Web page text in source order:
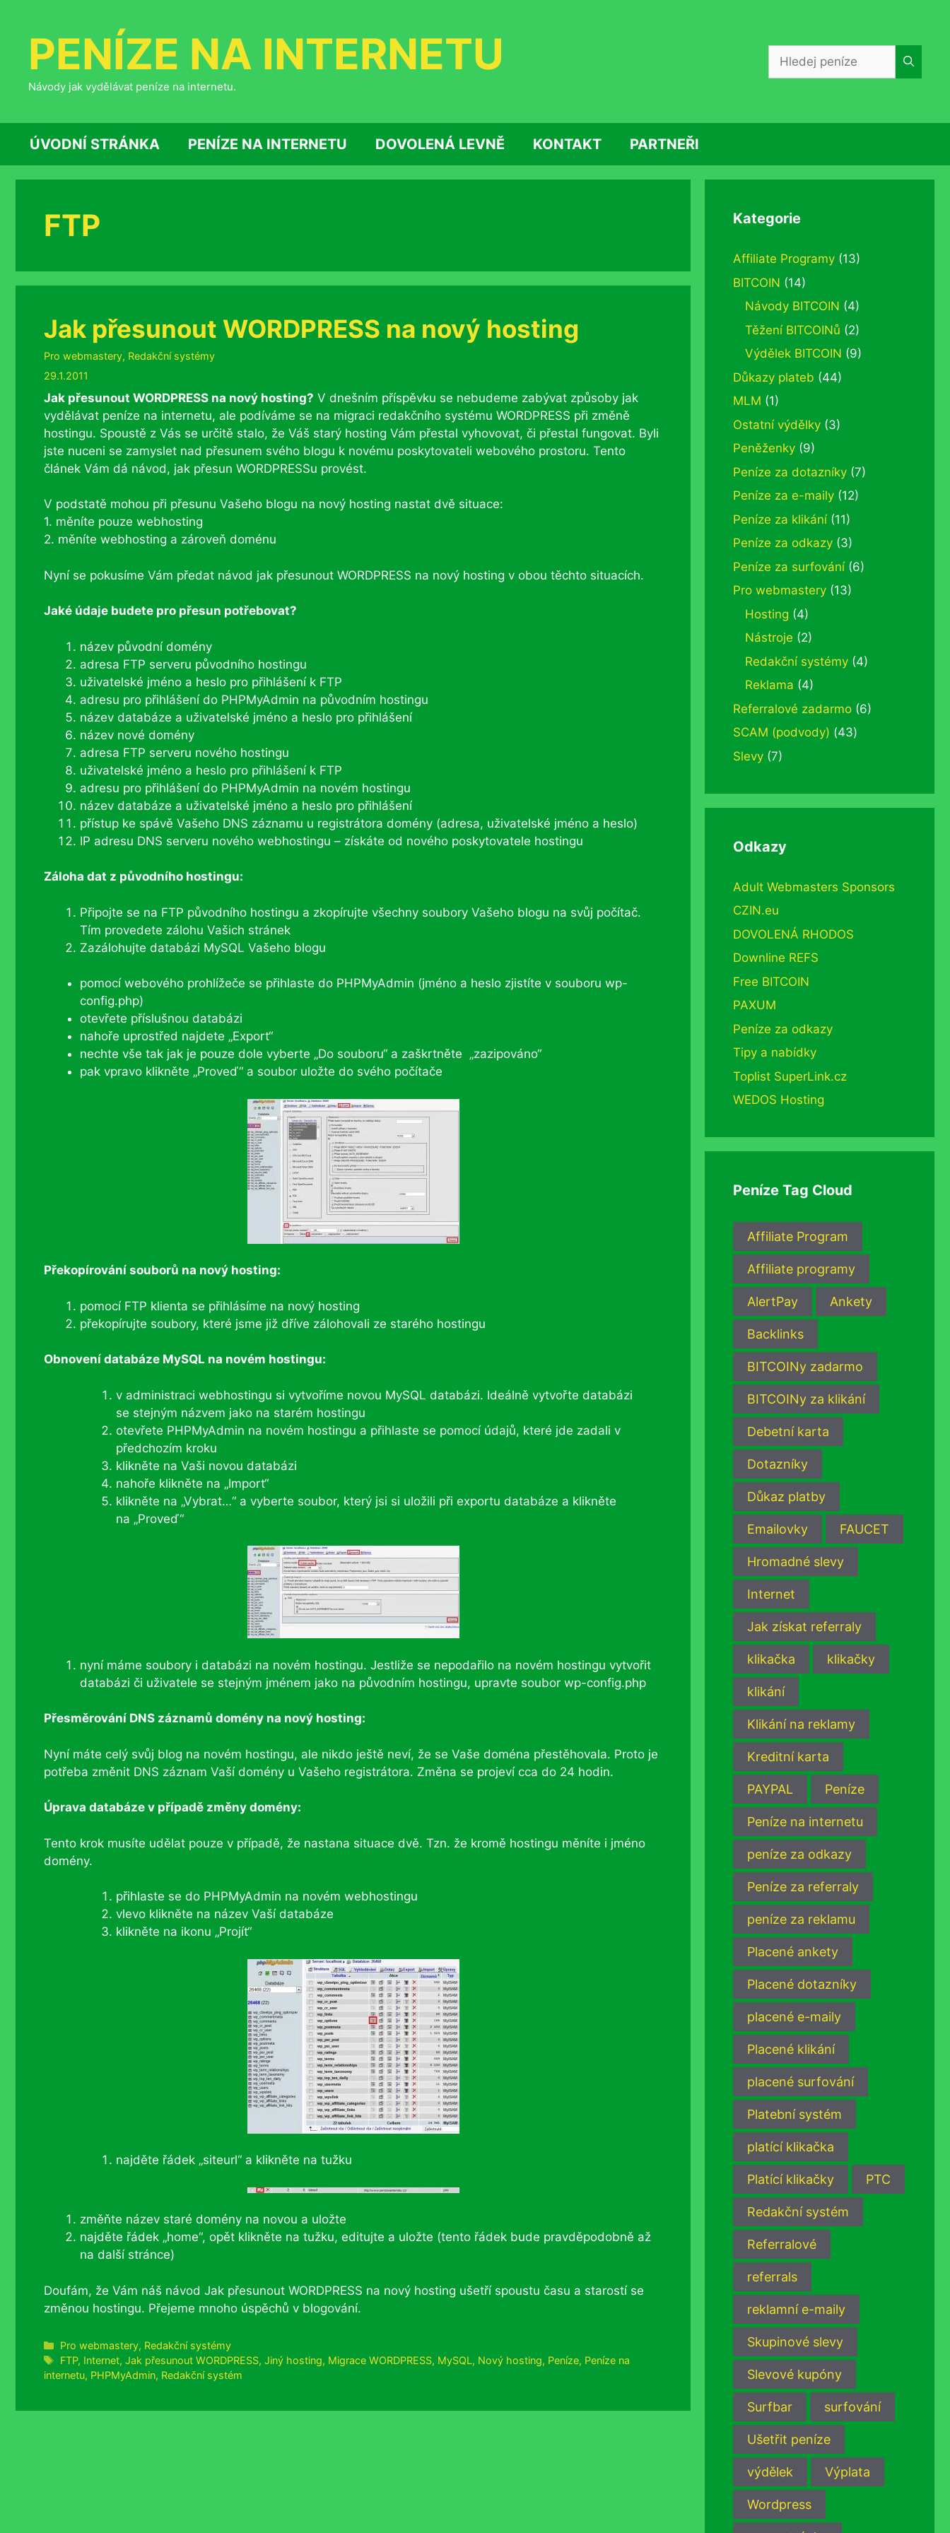
obsahPENÍZE NA INTERNETU
Návody jak vydělávat peníze na internetu.
ÚVODNÍ STRÁNKA PENÍZE NA INTERNETU DOVOLENÁ LEVNĚ KONTAKT PARTNEŘI
FTP
Jak přesunout WORDPRESS na nový hosting
Rubriky
Pro webmastery, Redakční systémy
29.1.2011
Jak přesunout WORDPRESS na nový hosting? V dnešním příspěvku se nebudeme zabývat způsoby jak
vydělávat peníze na internetu, ale podíváme se na migraci redakčního systému WORDPRESS při změně
hostingu. Spoustě z Vás se určitě stalo, že Váš starý hosting Vám přestal vyhovovat, či přestal fungovat. Byli
jste nuceni se zamyslet nad přesunem svého blogu k novému poskytovateli webového prostoru. Tento
článek Vám dá návod, jak přesun WORDPRESSu provést.
V podstatě mohou při přesunu Vašeho blogu na nový hosting nastat dvě situace:
1. měníte pouze webhosting
2. měníte webhosting a zároveň doménu
Nyní se pokusíme Vám předat návod jak přesunout WORDPRESS na nový hosting v obou těchto situacích.
Jaké údaje budete pro přesun potřebovat?
název původní domény
adresa FTP serveru původního hostingu
uživatelské jméno a heslo pro přihlášení k FTP
adresu pro přihlášení do PHPMyAdmin na původním hostingu
název databáze a uživatelské jméno a heslo pro přihlášení
název nové domény
adresa FTP serveru nového hostingu
uživatelské jméno a heslo pro přihlášení k FTP
adresu pro přihlášení do PHPMyAdmin na novém hostingu
název databáze a uživatelské jméno a heslo pro přihlášení
přístup ke spávě Vašeho DNS záznamu u registrátora domény (adresa, uživatelské jméno a heslo)
IP adresu DNS serveru nového webhostingu – získáte od nového poskytovatele hostingu
Záloha dat z původního hostingu:
Připojte se na FTP původního hostingu a zkopírujte všechny soubory Vašeho blogu na svůj počítač.
Tím provedete zálohu Vašich stránek
Zazálohujte databázi MySQL Vašeho blogu
pomocí webového prohlížeče se přihlaste do PHPMyAdmin (jméno a heslo zjistíte v souboru wp-
config.php)
otevřete příslušnou databázi
nahoře uprostřed najdete „Export“
nechte vše tak jak je pouze dole vyberte „Do souboru“ a zaškrtněte „zazipováno“
pak vpravo klikněte „Proveď“ a soubor uložte do svého počítače
Překopírování souborů na nový hosting:
pomocí FTP klienta se přihlásíme na nový hosting
překopírujte soubory, které jsme již dříve zálohovali ze starého hostingu
Obnovení databáze MySQL na novém hostingu:
v administraci webhostingu si vytvoříme novou MySQL databázi. Ideálně vytvořte databázi
se stejným názvem jako na starém hostingu
otevřete PHPMyAdmin na novém hostingu a přihlaste se pomocí údajů, které jde zadali v
předchozím kroku
klikněte na Vaši novou databázi
nahoře klikněte na „Import“
klikněte na „Vybrat…“ a vyberte soubor, který jsi si uložili při exportu databáze a klikněte
na „Proveď“
nyní máme soubory i databázi na novém hostingu. Jestliže se nepodařilo na novém hostingu vytvořit
databázi či uživatele se stejným jménem jako na původním hostingu, upravte soubor wp-config.php
Přesměrování DNS záznamů domény na nový hosting:
Nyní máte celý svůj blog na novém hostingu, ale nikdo ještě neví, že se Vaše doména přestěhovala. Proto je
potřeba změnit DNS záznam Vaší domény u Vašeho registrátora. Změna se projeví cca do 24 hodin.
Úprava databáze v případě změny domény:
Tento krok musíte udělat pouze v případě, že nastana situace dvě. Tzn. že kromě hostingu měníte i jméno
domény.
přihlaste se do PHPMyAdmin na novém webhostingu
vlevo klikněte na název Vaší databáze
klikněte na ikonu „Projít“
najděte řádek „siteurl“ a klikněte na tužku
změňte název staré domény na novou a uložte
najděte řádek „home“, opět klikněte na tužku, editujte a uložte (tento řádek bude pravděpodobně až
na další stránce)
Doufám, že Vám náš návod Jak přesunout WORDPRESS na nový hosting ušetří spoustu času a starostí se
změnou hostingu. Přejeme mnoho úspěchů v blogování.
Rubriky
Pro webmastery, Redakční systémy
Štítky
FTP, Internet,Jak přesunout WORDPRESS,Jiný hosting, Migrace WORDPRESS, MySQL, Nový hosting, Peníze, Peníze na
internetu, PHPMyAdmin, Redakční systém
Kategorie
Affiliate Programy (13)
BITCOIN (14)
Návody BITCOIN (4)
Těžení BITCOINů (2)
Výdělek BITCOIN (9)
Důkazy plateb (44)
MLM (1)
Ostatní výdělky (3)
Peněženky (9)
Peníze za dotazníky (7)
Peníze za e-maily (12)
Peníze za klikání(11)
Peníze za odkazy (3)
Peníze za surfování(6)
Pro webmastery (13)
Hosting (4)
Nástroje (2)
Redakční systémy (4)
Reklama (4)
Referralové zadarmo (6)
SCAM (podvody) (43)
Slevy (7)
Odkazy
Adult Webmasters Sponsors
CZIN.eu
DOVOLENÁ RHODOS
Downline REFS
Free BITCOIN
PAXUM
Peníze za odkazy
Tipy a nabídky
Toplist SuperLink.cz
WEDOS Hosting
Peníze Tag Cloud
Affiliate Program
Affiliate programy
AlertPay Ankety
Backlinks
BITCOINy zadarmo
BITCOINy za klikání
Debetní karta
Dotazníky
Důkaz platby
Emailovky FAUCET
Hromadné slevy
Internet
Jak získat referraly
klikačka klikačky
klikání
Klikání na reklamy
Kreditní karta
PAYPAL Peníze
Peníze na internetu
peníze za odkazy
Peníze za referraly
peníze za reklamu
Placené ankety
Placené dotazníky
placené e-maily
Placené klikání
placené surfování
Platební systém
platící klikačka
Platící klikačky PTC
Redakční systém
Referralové
referrals
reklamní e-maily
Skupinové slevy
Slevové kupóny
Surfbar surfování
Ušetřit peníze
výdělek Výplata
Wordpress